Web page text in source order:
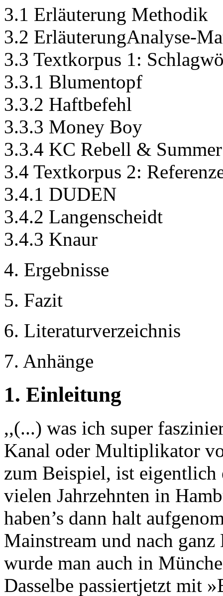
3.1 Erläuterung Methodik
3.2 ErläuterungAnalyse-
3.3 Textkorpus 1:
3.3.1 Blumentopf
3.3.2 Haftbefehl
3.3.3 Money Boy
3.3.4 KC Rebell &
3.4 Textkorpus 2:
3.4.1 DUDEN
3.4.2 Langenscheidt
3.4.3 Knaur
4. Ergebnisse
5. Fazit
6. Literaturverzeichnis
7. Anhänge
1. Einleitung
,,(...) was ich super
Kanal oder Multiplikator
zum Beispiel, ist
vielen Jahrzehnten in
haben’s dann halt
Mainstream und nach
wurde man auch in
Dasselbe passiertjetzt mit